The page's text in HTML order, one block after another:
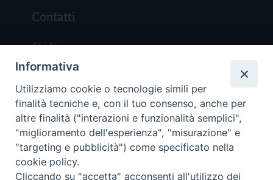
Contatti
Chi Siamo
Redazione
Scrivici
Copyright © 2019 - Tutti i diritti riservati - Vita
Informativa
Utilizziamo cookie o tecnologie simili per
finalità tecniche e, con il tuo consenso, anche per
altre finalità ("interazioni e funzionalità semplici",
"miglioramento dell'esperienza", "misurazione" e
"targeting e pubblicità") come specificato nella
cookie policy.
Cliccando su "accetta" acconsenti all'utilizzo dei